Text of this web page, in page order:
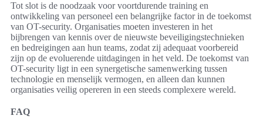
Tot slot is de noodzaak voor voortdurende training en
ontwikkeling van personeel een belangrijke factor in de toekomst
van OT-security. Organisaties moeten investeren in het
bijbrengen van kennis over de nieuwste beveiligingstechnieken
en bedreigingen aan hun teams, zodat zij adequaat voorbereid
zijn op de evoluerende uitdagingen in het veld. De toekomst van
OT-security ligt in een synergetische samenwerking tussen
technologie en menselijk vermogen, en alleen dan kunnen
organisaties veilig opereren in een steeds complexere wereld.
FAQ